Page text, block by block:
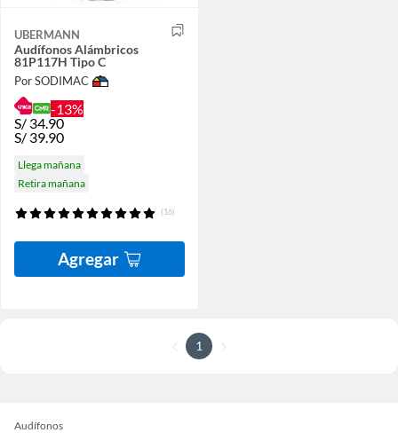
UBERMANN
Audífonos Alámbricos
81P117H Tipo C
Por SODIMAC
-13%
S/ 34.90
S/ 39.90
Llega mañana
Retira mañana
(16)
Agregar
1
Audífonos